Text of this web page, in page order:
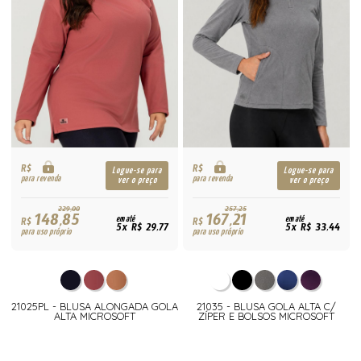
R$
para revenda
Logue-se para
ver o preço
229,00
R$148,85
para uso próprio
em até
5x R$ 29,77
21025PL - BLUSA ALONGADA GOLA
ALTA MICROSOFT
R$
para revenda
Logue-se para
ver o preço
257,25
R$167,21
para uso próprio
em até
5x R$ 33,44
21035 - BLUSA GOLA ALTA C/
ZÍPER E BOLSOS MICROSOFT